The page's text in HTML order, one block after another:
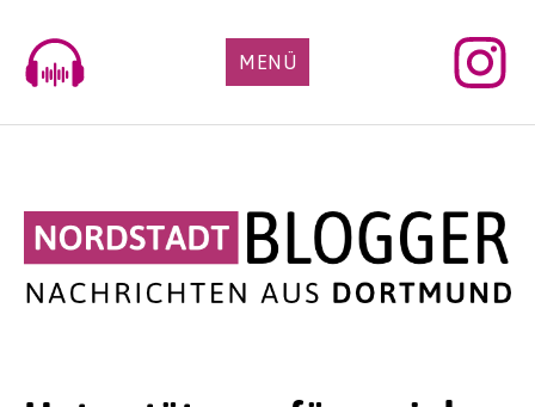
content
MENÜ